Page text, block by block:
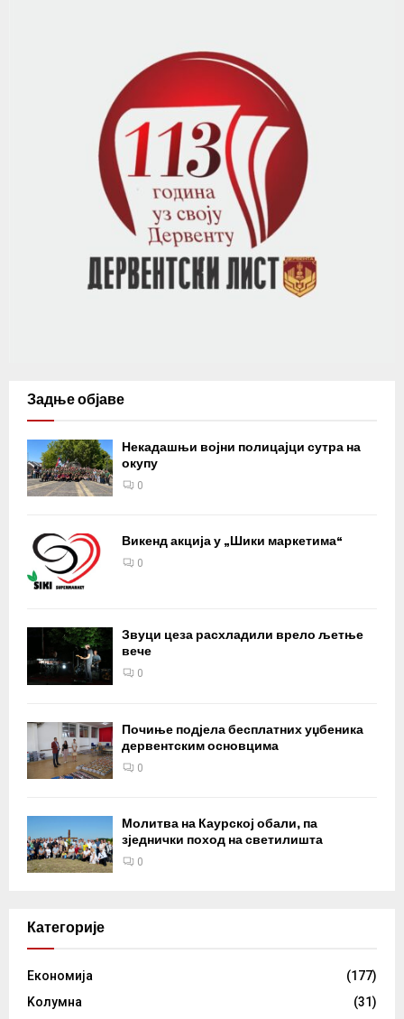
Задње објаве
Некадашњи војни полицајци сутра на
окупу
0
Викенд акција у „Шики маркетима“
0
Звуци цеза расхладили врело љетње
вече
0
Почиње подјела бесплатних уџбеника
дервентским основцима
0
Молитва на Каурској обали, па
зједнички поход на светилишта
0
Категорије
Eкономија
(177)
Kолумнa
(31)